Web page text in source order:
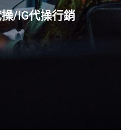
/IG代操行銷